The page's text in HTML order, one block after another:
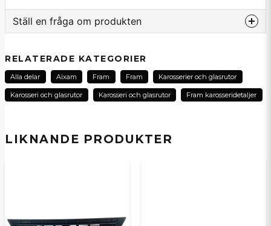
LIKNANDE PRODUKTER
Ställ en fråga om produkten
Fråga oss om denna produkt...
Ja, ni kan publicera min fråga
RELATERADE KATEGORIER
Alla delar Aixam Fram Fram Karosserier och glasrutor
Karosseri och glasrutor Karosseri och glasrutor Fram karosseridetaljer